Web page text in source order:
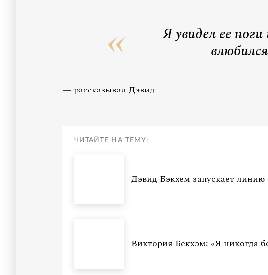
Я увидел ее
— рассказывал Дэвид.
ЧИТАЙТЕ НА ТЕМУ:
Дэвид Бэкхем запускает
Виктория Бекхэм: «Я никогда